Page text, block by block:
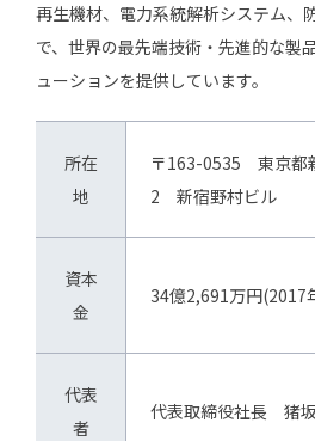
再生機材、電力系統解析システム、
で、世界の最先端技術・先進的な製
ューションを提供しています。
所在
地
〒163-0535 東京都
2 新宿野村ビル
資本
金
34億2,691万円(2017
代表
者
代表取締役社長 猪